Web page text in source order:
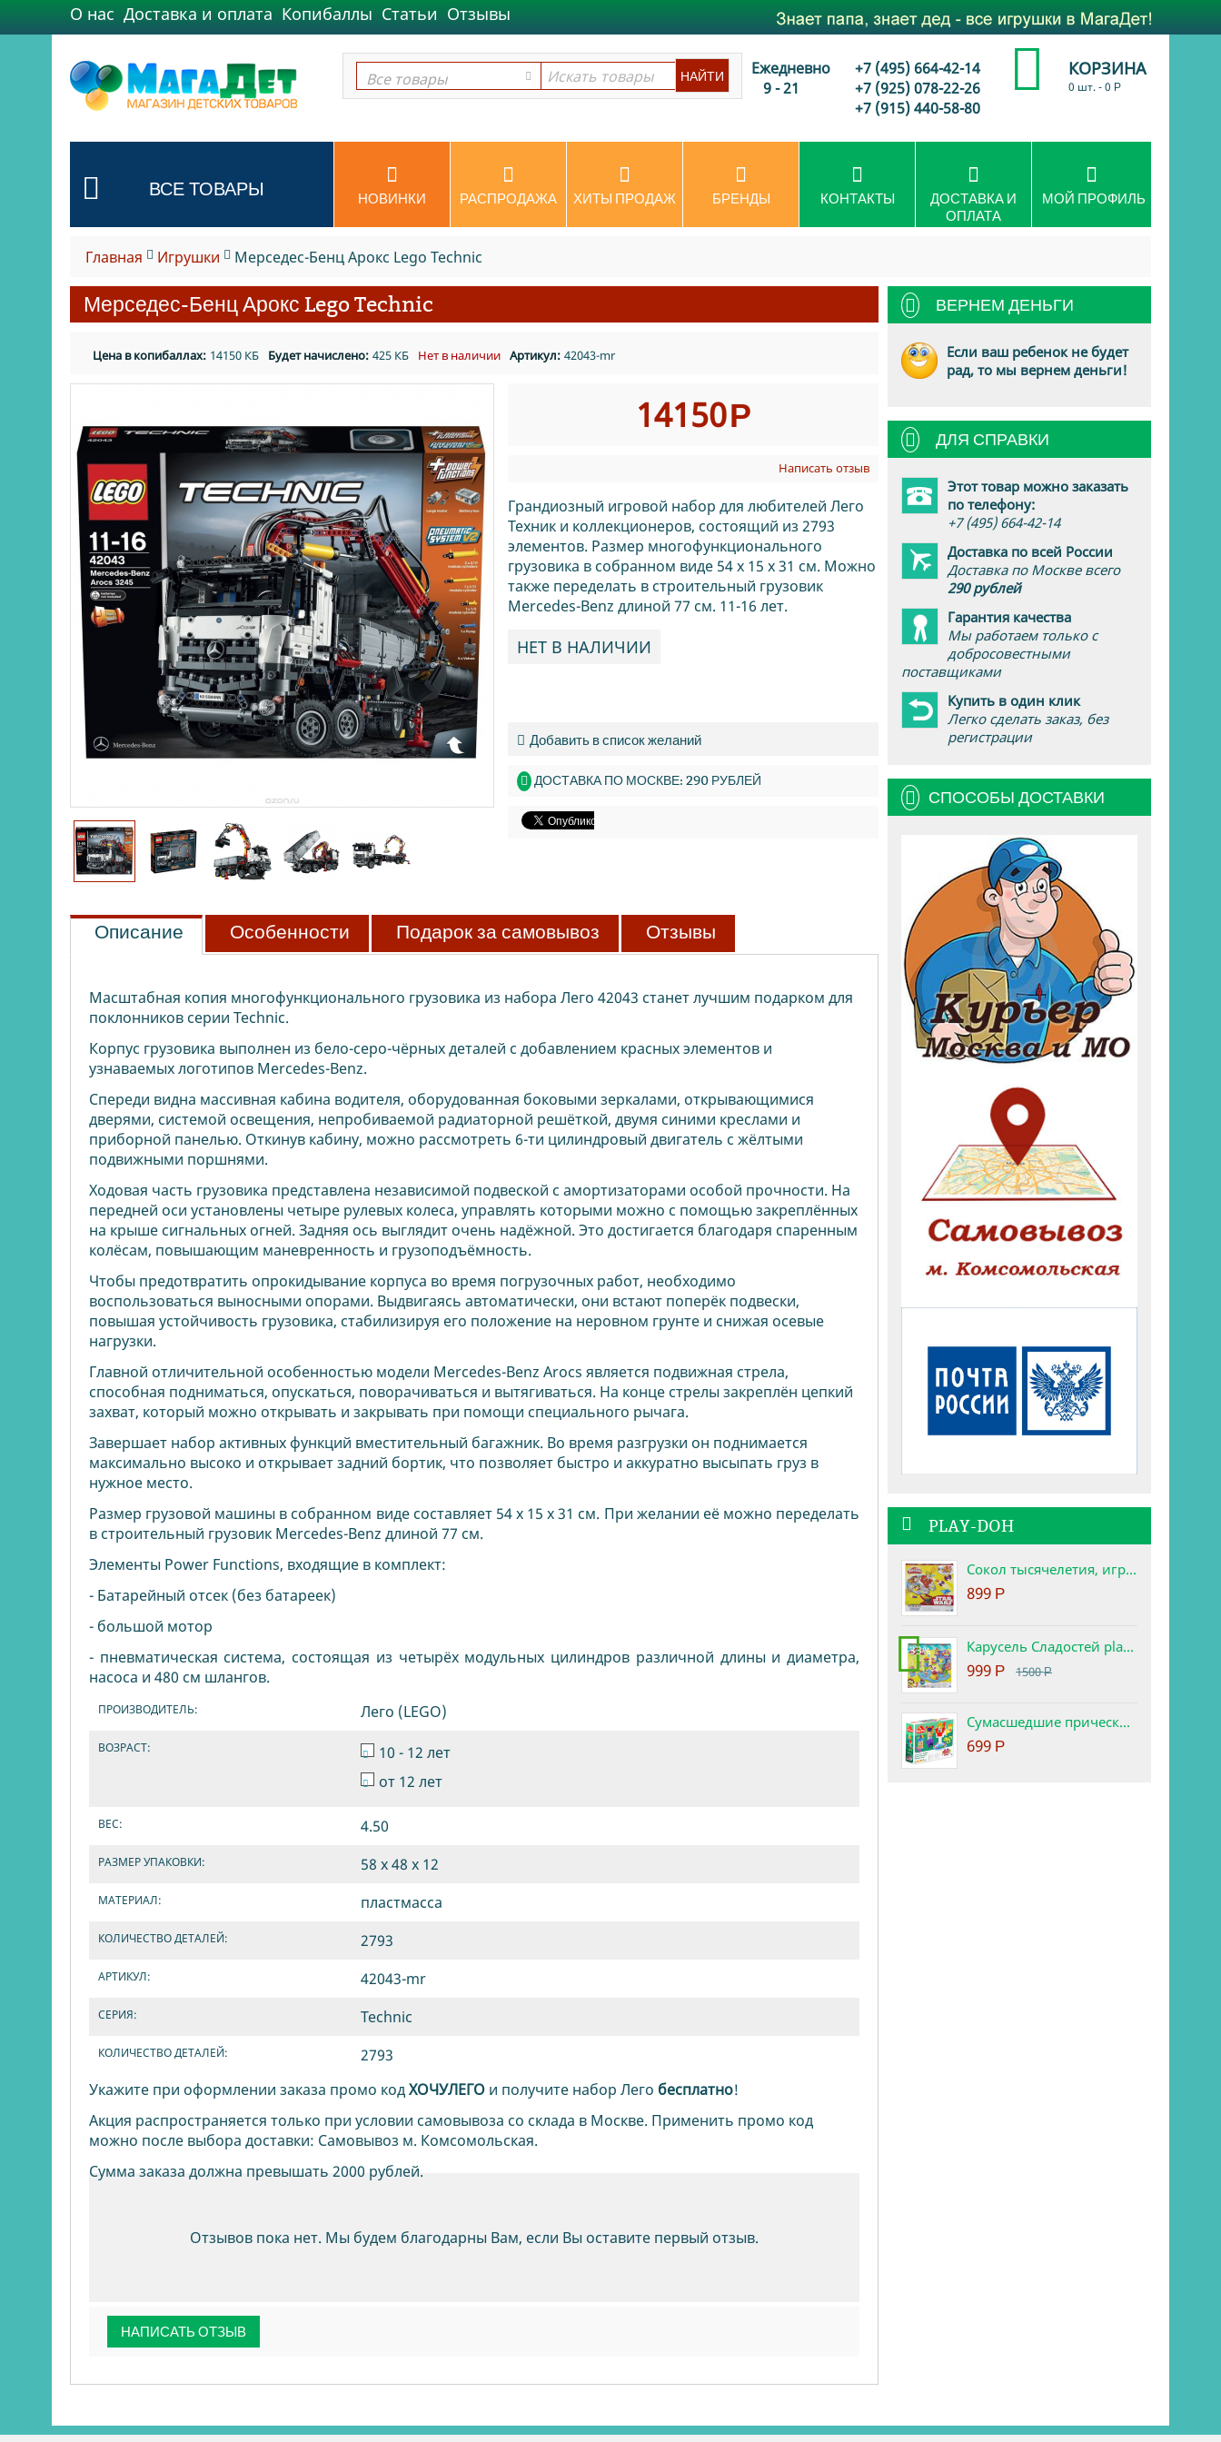
О нас Доставка и оплата Копибаллы Статьи Отзывы
Все товары
Все товары
Ежедневно
9 - 21
+7 (495) 664-42-14
+7 (925) 078-22-26
+7 (915) 440-58-80
КОРЗИНА
0 шт.-0 Р
ВСЕ ТОВАРЫ НОВИНКИ РАСПРОДАЖА ХИТЫ ПРОДАЖ БРЕНДЫ КОНТАКТЫ
ДОСТАВКА И
ОПЛАТА
МОЙ ПРОФИЛЬ
Главная Игрушки Мерседес-Бенц Арокс Lego Technic
Мерседес-Бенц Арокс Lego Technic
Цена в копибаллах: 14150 КБ Будет начислено: 425 КБ Нет в наличии Артикул: 42043-mr
14150Р
Написать отзыв
Грандиозный игровой набор для любителей Лего
Техник и коллекционеров, состоящий из 2793
элементов. Размер многофункционального
грузовика в собранном виде 54 х 15 х 31 см. Можно
также переделать в строительный грузовик
Mercedes-Benz длиной 77 см. 11-16 лет.
НЕТ В НАЛИЧИИ
Добавить в список желаний
ДОСТАВКА ПО МОСКВЕ: 290 РУБЛЕЙ
Описание Особенности Подарок за самовывоз Отзывы
Масштабная копия многофункционального грузовика из набора Лего 42043 станет лучшим подарком для
поклонников серии Technic.
Корпус грузовика выполнен из бело-серо-чёрных деталей с добавлением красных элементов и
узнаваемых логотипов Mercedes-Benz.
Спереди видна массивная кабина водителя, оборудованная боковыми зеркалами, открывающимися
дверями, системой освещения, непробиваемой радиаторной решёткой, двумя синими креслами и
приборной панелью. Откинув кабину, можно рассмотреть 6-ти цилиндровый двигатель с жёлтыми
подвижными поршнями.
Ходовая часть грузовика представлена независимой подвеской с амортизаторами особой прочности. На
передней оси установлены четыре рулевых колеса, управлять которыми можно с помощью закреплённых
на крыше сигнальных огней. Задняя ось выглядит очень надёжной. Это достигается благодаря спаренным
колёсам, повышающим маневренность и грузоподъёмность.
Чтобы предотвратить опрокидывание корпуса во время погрузочных работ, необходимо
воспользоваться выносными опорами. Выдвигаясь автоматически, они встают поперёк подвески,
повышая устойчивость грузовика, стабилизируя его положение на неровном грунте и снижая осевые
нагрузки.
Главной отличительной особенностью модели Mercedes-Benz Arocs является подвижная стрела,
способная подниматься, опускаться, поворачиваться и вытягиваться. На конце стрелы закреплён цепкий
захват, который можно открывать и закрывать при помощи специального рычага.
Завершает набор активных функций вместительный багажник. Во время разгрузки он поднимается
максимально высоко и открывает задний бортик, что позволяет быстро и аккуратно высыпать груз в
нужное место.
Размер грузовой машины в собранном виде составляет 54 х 15 х 31 см. При желании её можно переделать
в строительный грузовик Mercedes-Benz длиной 77 см.
Элементы Power Functions, входящие в комплект:
- Батарейный отсек (без батареек)
- большой мотор
- пневматическая система, состоящая из четырёх модульных цилиндров различной длины и диаметра,
насоса и 480 см шлангов.
ПРОИЗВОДИТЕЛЬ: Лего (LEGO)
ВОЗРАСТ:
10 - 12 лет
от 12 лет
ВЕС: 4.50
РАЗМЕР УПАКОВКИ: 58 х 48 х 12
МАТЕРИАЛ: пластмасса
КОЛИЧЕСТВО ДЕТАЛЕЙ: 2793
АРТИКУЛ: 42043-mr
СЕРИЯ: Technic
КОЛИЧЕСТВО ДЕТАЛЕЙ:
2793
Укажите при оформлении заказа промо кодХОЧУЛЕГО и получите набор Лего бесплатно!
Акция распространяется только при условии самовывоза со склада в Москве. Применить промо код
можно после выбора доставки: Самовывоз м. Комсомольская.
Сумма заказа должна превышать 2000 рублей.
Отзывов пока нет. Мы будем благодарны Вам, если Вы оставите первый отзыв.
НАПИСАТЬ ОТЗЫВ
ВЕРНЕМ ДЕНЬГИ
Если ваш ребенок не будет
рад, то мы вернем деньги!
ДЛЯ СПРАВКИ
Этот товар можно заказать
по телефону:
+7 (495) 664-42-14
Доставка по всей России
Доставка по Москве всего
290 рублей
Гарантия качества
Мы работаем только с
добросовестными
поставщиками
Купить в один клик
Легко сделать заказ, без
регистрации
СПОСОБЫ ДОСТАВКИ
PLAY-DOH
Сокол тысячелетия, игровой набор Star Wars Play-Doh
899 Р
-33% Карусель Сладостей play-doh. Набор с пластилином.
999 Р 1500 Р
Сумасшедшие прически набор play-doh
699 Р